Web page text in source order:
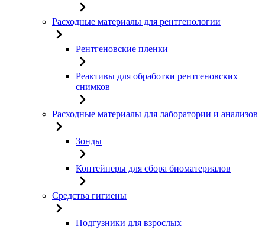
Расходные материалы для рентгенологии
Рентгеновские пленки
Реактивы для обработки рентгеновских
снимков
Расходные материалы для лаборатории и анализов
Зонды
Контейнеры для сбора биоматериалов
Средства гигиены
Подгузники для взрослых